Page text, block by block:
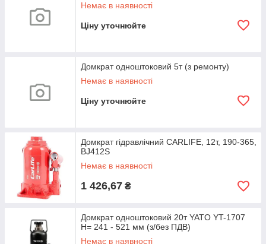
Немає в наявності
Ціну уточнюйте
Домкрат одноштоковий 5т (з ремонту)
Немає в наявності
Ціну уточнюйте
Домкрат гідравлічний CARLIFE, 12т, 190-365,
BJ412S
Немає в наявності
1 426,67 ₴
Домкрат одноштоковий 20т YATO YT-1707
H= 241 - 521 мм (з/без ПДВ)
Немає в наявності